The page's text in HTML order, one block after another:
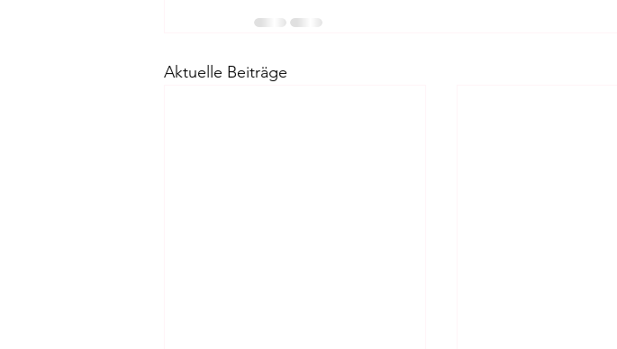
Aktuelle Beiträge